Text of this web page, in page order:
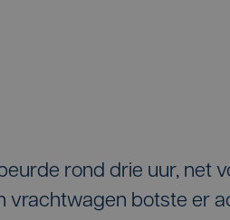
rond drie uur, net
vrachtwagen botste er